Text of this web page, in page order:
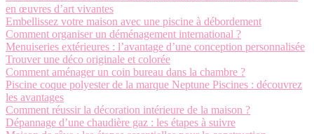
en œuvres d’art vivantes
Embellissez votre maison avec une piscine à débordement
Comment organiser un déménagement international ?
Menuiseries extérieures : l’avantage d’une conception personnalisée
Trouver une déco originale et colorée
Comment aménager un coin bureau dans la chambre ?
Piscine coque polyester de la marque Neptune Piscines : découvrez
les avantages
Comment réussir la décoration intérieure de la maison ?
Dépannage d’une chaudière gaz : les étapes à suivre